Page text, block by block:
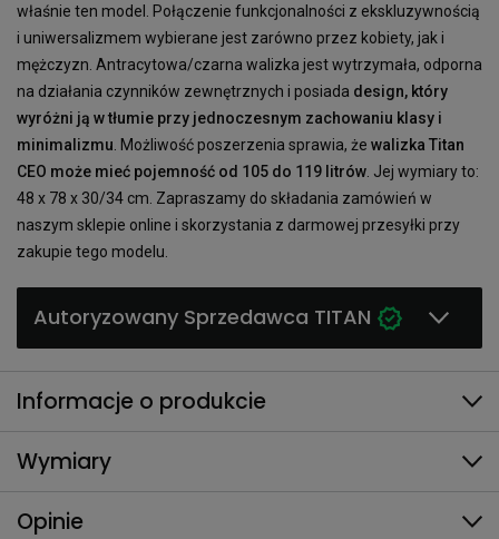
właśnie ten model. Połączenie funkcjonalności z ekskluzywnością
i uniwersalizmem wybierane jest zarówno przez kobiety, jak i
mężczyzn. Antracytowa/czarna walizka jest wytrzymała, odporna
na działania czynników zewnętrznych i posiada design, który
wyróżni ją w tłumie przy jednoczesnym zachowaniu klasy i
minimalizmu . Możliwość poszerzenia sprawia, że walizka Titan
CEO może mieć pojemność od 105 do 119 litrów . Jej wymiary to:
48 x 78 x 30/34 cm. Zapraszamy do składania zamówień w
naszym sklepie online i skorzystania z darmowej przesyłki przy
zakupie tego modelu.
Autoryzowany Sprzedawca TITAN
Informacje o produkcie
Wymiary
Opinie